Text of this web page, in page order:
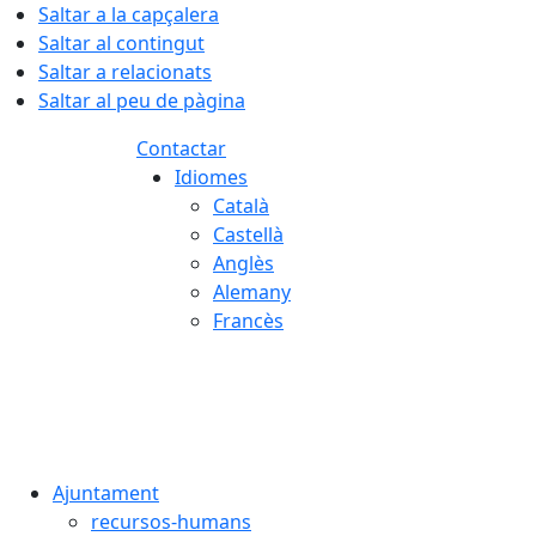
Saltar a la capçalera
Saltar al contingut
Saltar a relacionats
Saltar al peu de pàgina
Contactar
Idiomes
Català
Castellà
Anglès
Alemany
Francès
Ajuntament
recursos-humans